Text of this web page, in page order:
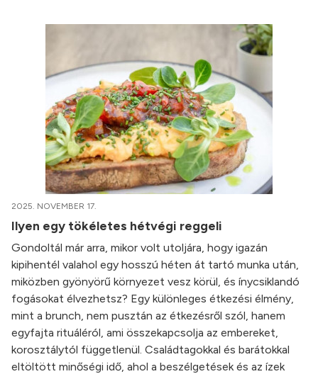
2025. NOVEMBER 17.
Ilyen egy tökéletes hétvégi reggeli
Gondoltál már arra, mikor volt utoljára, hogy igazán
kipihentél valahol egy hosszú héten át tartó munka után,
miközben gyönyörű környezet vesz körül, és ínycsiklandó
fogásokat élvezhetsz? Egy különleges étkezési élmény,
mint a brunch, nem pusztán az étkezésről szól, hanem
egyfajta rituáléról, ami összekapcsolja az embereket,
korosztálytól függetlenül. Családtagokkal és barátokkal
eltöltött minőségi idő, ahol a beszélgetések és az ízek